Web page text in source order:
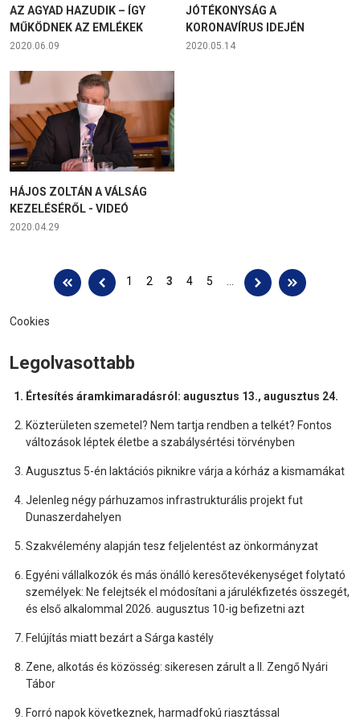
AZ AGYAD HAZUDIK – ÍGY
MŰKÖDNEK AZ EMLÉKEK
2020.06.09
JÓTÉKONYSÁG A
KORONAVÍRUS IDEJÉN
2020.05.14
HÁJOS ZOLTÁN A VÁLSÁG
KEZELÉSÉRŐL - VIDEÓ
2020.04.29
Oldalak 1 2 3 4 5 …
Cookies
Legolvasottabb
Értesítés áramkimaradásról: augusztus 13., augusztus 24.
Közterületen szemetel? Nem tartja rendben a telkét? Fontos
változások léptek életbe a szabálysértési törvényben
Augusztus 5-én laktációs piknikre várja a kórház a kismamákat
Jelenleg négy párhuzamos infrastrukturális projekt fut
Dunaszerdahelyen
Szakvélemény alapján tesz feljelentést az önkormányzat
Egyéni vállalkozók és más önálló keresőtevékenységet folytató
személyek: Ne felejtsék el módosítani a járulékfizetés összegét,
és első alkalommal 2026. augusztus 10-ig befizetni azt
Felújítás miatt bezárt a Sárga kastély
Zene, alkotás és közösség: sikeresen zárult a II. Zengő Nyári
Tábor
Forró napok következnek, harmadfokú riasztással